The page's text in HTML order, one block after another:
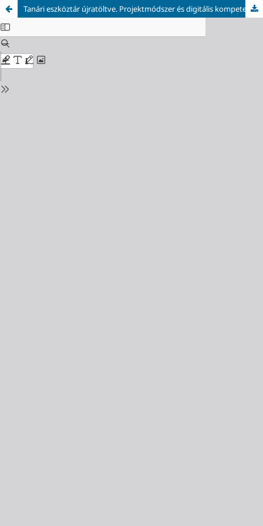
Tanári eszköztár újratöltve. Projektmódszer és digitális kompetenciafejlesztés diákok bevonásával